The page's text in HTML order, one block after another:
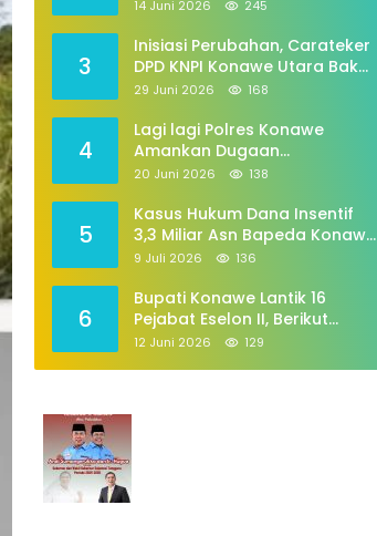
14 Juni 2026 245
3
Inisiasi Perubahan, Carateker
DPD KNPI Konawe Utara Bakal
Gelar Diskusi Pemuda
29 Juni 2026 168
4
Lagi lagi Polres Konawe
Amankan Dugaan
Penyalahgunaan,tabung Gas
20 Juni 2026 138
5
Kasus Hukum Dana Insentif
3,3 Miliar Asn Bapeda Konawe
Jalani pemeriksaan Di
9 Juli 2026 136
6
Bupati Konawe Lantik 16
Pejabat Eselon II, Berikut
Daftarnya
12 Juni 2026 129